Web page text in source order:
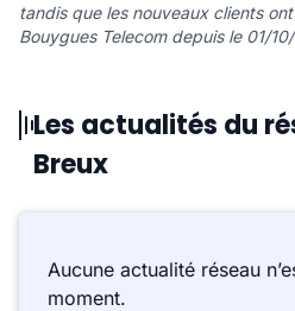
tandis que les nouveaux clients
Bouygues Telecom depuis le 01/
Les actualités du
Breux
Aucune actualité réseau
moment.